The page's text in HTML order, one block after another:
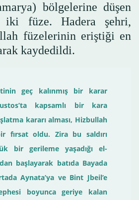
bölgelerine düşen
füze. Hadera şehri,
füzelerinin eriştiği en
kaydedildi.
geç kalınmış bir karar
kapsamlı bir kara
kararı alması, Hizbullah
fırsat oldu. Zira bu saldırı
bir gerileme yaşadığı el-
başlayarak batıda Bayada
Aynata’ya ve Bint Jbeil’e
boyunca geriye kalan